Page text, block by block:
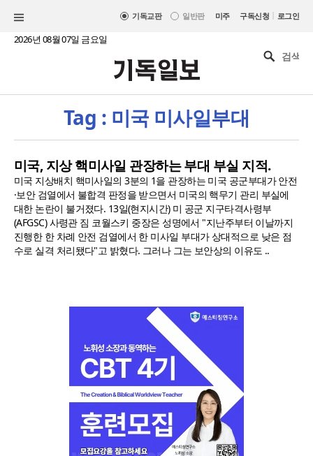
기독교판 일반판 미주 구독신청 | 로그인
2026년 08월 07일 금요일
Tag : 미국 미사일부대
미국, 지상 핵미사일 관장하는 부대 부실 지적.
미국 지상배치 핵미사일의 3분의 1을 관장하는 미국 공군부대가 안전
·보안 검열에서 불합격 판정을 받으면서 미국의 핵무기 관리 부실에
대한 논란이 불거졌다. 13일(현지시간) 미 공군 지구타격사령부
(AFGSC) 사령관 짐 코월스키 중장은 성명에서 "지난주부터 이날까지
진행한 한 차례 안전 검열에서 한 미사일 부대가 상대적으로 낮은 점
수로 실격 처리됐다"고 밝혔다. 그러나 그는 보안상의 이유도 ..